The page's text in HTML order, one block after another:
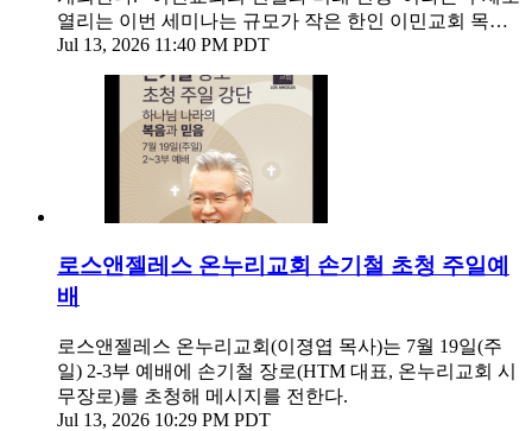
열리는 이번 세미나는 규모가 작은 한인 이민교회 목…
Jul 13, 2026 11:40 PM PDT
로스앤젤레스 온누리교회 손기철 초청 주일예
배
로스앤젤레스 온누리교회(이졍엽 목사)는 7월 19일(주
일) 2-3부 예배에 손기철 장로(HTM 대표, 온누리교회 시
무장로)를 초청해 메시지를 전한다.
Jul 13, 2026 10:29 PM PDT